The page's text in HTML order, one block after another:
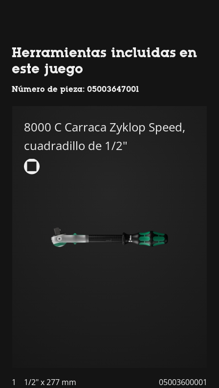
Herramientas incluidas en
este juego
Número de pieza: 05003647001
8000 C Carraca Zyklop Speed,
cuadradillo de 1/2"
1 1/2" x 277 mm 05003600001